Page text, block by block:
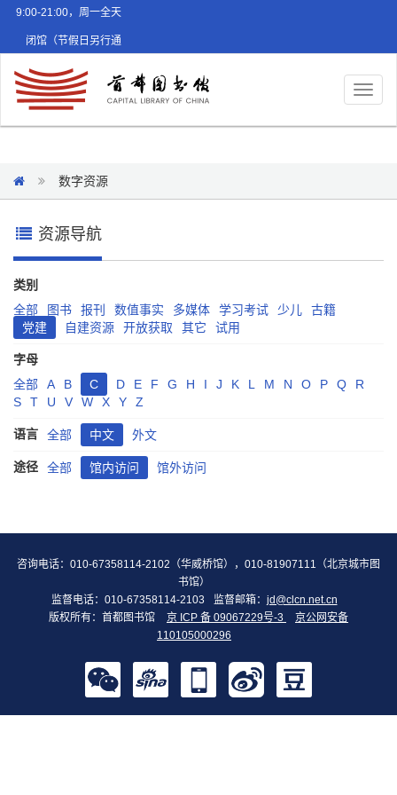
9:00-21:00，周一全天
闭馆（节假日另行通
数字资源
资源导航
类别
全部
图书 报刊 数值事实 多媒体 学习考试 少儿
古籍
党建
自建资源 开放获取 其它 试用
字母
全部
A B C D E F G H I J K L M N O P Q
R
S
T U V W X Y Z
语言 全部 中文 外文
途径 全部 馆内访问 馆外访问
咨询电话：010-67358114-2102（华威桥馆），010-81907111（北京城市图
书馆）
监督电话：010-67358114-2103
监督邮箱： jd@clcn.net.cn
版权所有：首都图书馆
京 ICP 备 09067229号-3
京公网安备
110105000296